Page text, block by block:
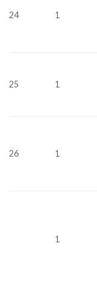
24 1
25 1
26 1
1